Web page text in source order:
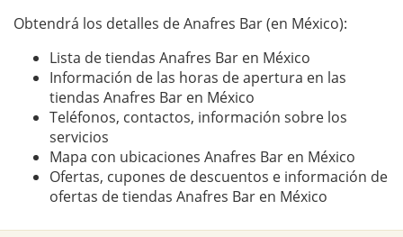
Obtendrá los detalles de Anafres Bar (en México):
Lista de tiendas Anafres Bar en México
Información de las horas de apertura en las
tiendas Anafres Bar en México
Teléfonos, contactos, información sobre los
servicios
Mapa con ubicaciones Anafres Bar en México
Ofertas, cupones de descuentos e información de
ofertas de tiendas Anafres Bar en México